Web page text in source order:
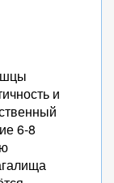
и
6-8